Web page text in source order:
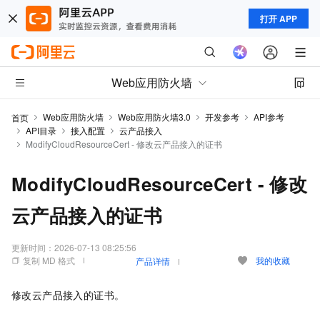
打开 APP
Web应用防火墙
首页 Web应用防火墙 Web应用防火墙3.0 开发参考
API参考
API目录
接入配置
云产品接入
ModifyCloudResourceCert - 修改云产品接入的证书
ModifyCloudResourceCert - 修改
云产品接入的证书
更新时间： 2026-07-13 08:25:56
复制 MD 格式
产品详情 我的收藏
修改云产品接入的证书。